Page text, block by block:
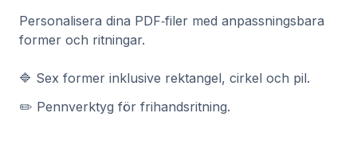
Personalisera dina PDF‑filer med anpassningsbara
former och ritningar.
🔷 Sex former inklusive rektangel, cirkel och pil.
✏️ Pennverktyg för frihandsritning.